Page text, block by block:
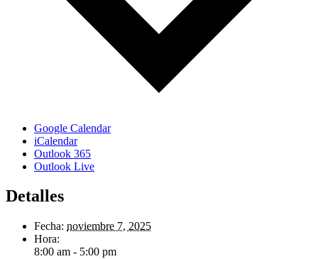
Google Calendar
iCalendar
Outlook 365
Outlook Live
Detalles
Fecha: noviembre 7, 2025
Hora:
8:00 am - 5:00 pm